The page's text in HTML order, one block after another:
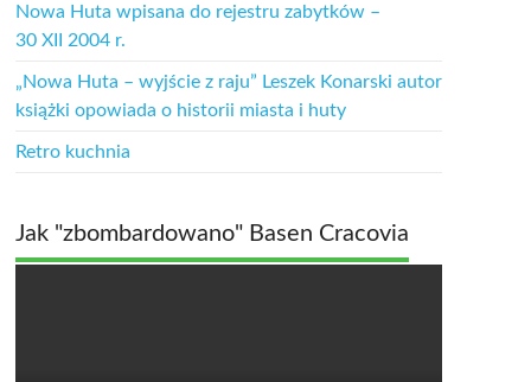
Nowa Huta wpisana do rejestru zabytków –
30 XII 2004 r.
„Nowa Huta – wyjście z raju” Leszek Konarski autor
książki opowiada o historii miasta i huty
Retro kuchnia
Jak "zbombardowano" Basen Cracovia